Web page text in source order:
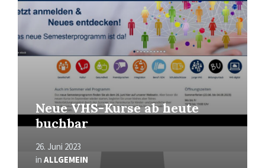
Neue VHS-Kurse ab heute
buchbar
26. Juni 2023
in ALLGEMEIN